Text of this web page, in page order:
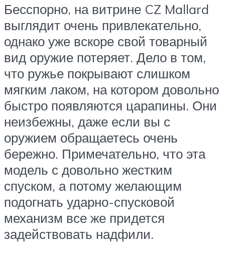
Бесспорно, на витрине CZ Mallard
выглядит очень привлекательно,
однако уже вскоре свой товарный
вид оружие потеряет. Дело в том,
что ружье покрывают слишком
мягким лаком, на котором довольно
быстро появляются царапины. Они
неизбежны, даже если вы с
оружием обращаетесь очень
бережно. Примечательно, что эта
модель с довольно жестким
спуском, а потому желающим
подогнать ударно-спусковой
механизм все же придется
задействовать надфили.